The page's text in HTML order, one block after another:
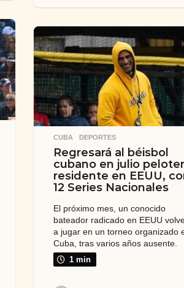
t
r
á
s
CUBA ,DEPORTES
Regresará al béisbol
cubano en julio
residente en EEUU,
12 Series Nacionales
El próximo mes, un conocido
bateador radicado en EEUU
a jugar en un torneo organizado
Cuba, tras varios años ausente.
1 min